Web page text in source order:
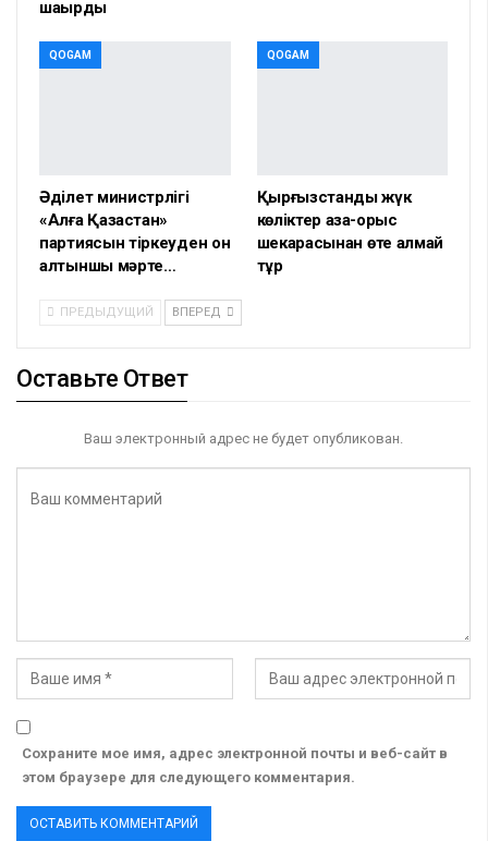
шақырды
QOGAM
Әділет министрлігі
«Алға Қазақстан»
партиясын тіркеуден он
алтыншы мәрте…
QOGAM
Қырғызстандық жүк
көліктер қазақ-орыс
шекарасынан өте алмай
тұр
ПРЕДЫДУЩИЙ ВПЕРЕД
Оставьте Ответ
Ваш электронный адрес не будет опубликован.
Сохраните мое имя, адрес электронной почты и веб-сайт в
этом браузере для следующего комментария.